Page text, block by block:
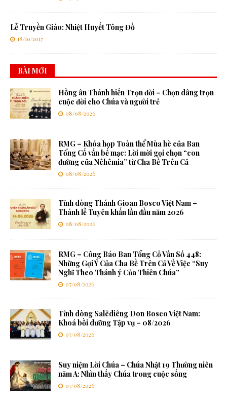
Lễ Truyền Giáo: Nhiệt Huyết Tông Đồ
18/10/2017
BÀI MỚI
Hồng ân Thánh hiến Trọn đời – Chọn dâng trọn
cuộc đời cho Chúa và người trẻ
08/08/2026
RMG – Khóa họp Toàn thể Mùa hè của Ban
Tổng Cố vấn bế mạc: Lời mời gọi chọn “con
đường của Nêhêmia” từ Cha Bề Trên Cả
08/08/2026
Tỉnh dòng Thánh Gioan Bosco Việt Nam –
Thánh lễ Tuyên khấn lần đầu năm 2026
08/08/2026
RMG – Công Báo Ban Tổng Cố Vấn Số 448:
Những Gợi Ý Của Cha Bề Trên Cả Về Việc “Suy
Nghĩ Theo Thánh ý Của Thiên Chúa”
07/08/2026
Tỉnh dòng Salêdiêng Don Bosco Việt Nam:
Khoá bồi dưỡng Tập vụ – 08/2026
07/08/2026
Suy niệm Lời Chúa – Chúa Nhật 19 Thường niên
năm A: Nhìn thấy Chúa trong cuộc sống
07/08/2026